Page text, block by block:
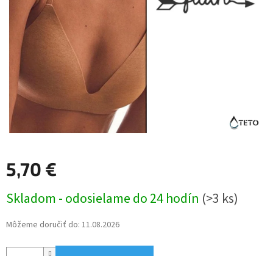
5,70 €
cena:
Skladom - odosielame do 24 hodín (>3 ks)
Môžeme doručiť do: 11.08.2026